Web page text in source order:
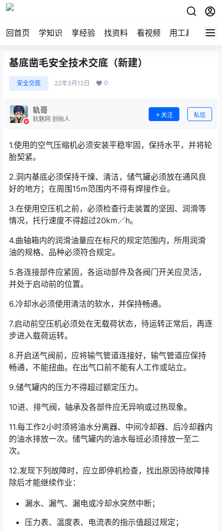
回首页 学知识 享经验 找资料 看视频 用工具 论技
基底凿毛安全技术交底（新建）
安全交底 22年3月12日 0
轨哥
轨魅网 创始人
关注 私信
1.使用的空气压缩机必须安装平稳牢固，保持水平，并将轮
胎契紧。
2.洞内基底必须保持干燥、清洁，储气罐必须放在通风良
好的地方；在周围15m范围内不得有焊接作业。
3.在使用空压机之前，必须检查行走装置的坚固、润滑等
情况，托行速度不得超过20km／h。
4.曲轴箱内的润滑油量应在标尺的规定范围内，所用润滑
油的规格、品种必须符合规定。
5.各连接部件应紧固，各运动部件及各阀门开关应灵活，
并处于启动前的位置。
6.冷却水必须使用清洁的软水，并保持畅通。
7.启动前空压机必须处在无载荷状态，待运转正常后，再逐
步进入载荷运转。
8.开启送气阀前，应将输气管道连接好，输气管道应保持
畅通，不能扭曲。在出气口前不能有人工作或站立。
9.储气罐内的压力不得超过额定压力。
10进、排气阀，轴承及各部件应无异响或过热现象。
11.每工作2小时须将油水分离器、中间冷却器、后冷却器内
的油水排放一次。储气罐内的油水每班必须排放一至二
次。
12.发现下列故障时，应立即停机检查，找出原因待故障排
除后才能继续作业：
漏水、漏气、漏电或冷却水突然中断；
压力表、温度表、电流表的指示值超过规定；